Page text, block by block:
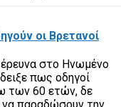
οι Βρετανοί
στο Ηνωμένο
πως οδηγοί
των 60 ετών, δε